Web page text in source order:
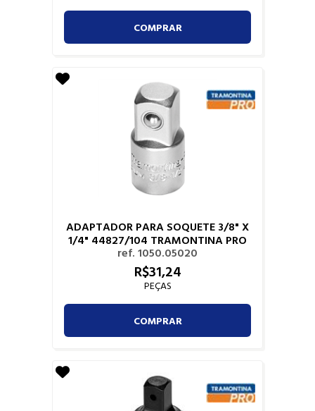
COMPRAR
ADAPTADOR PARA SOQUETE 3/8" X
1/4" 44827/104 TRAMONTINA PRO
ref. 1050.05020
R$31,24
PEÇAS
COMPRAR